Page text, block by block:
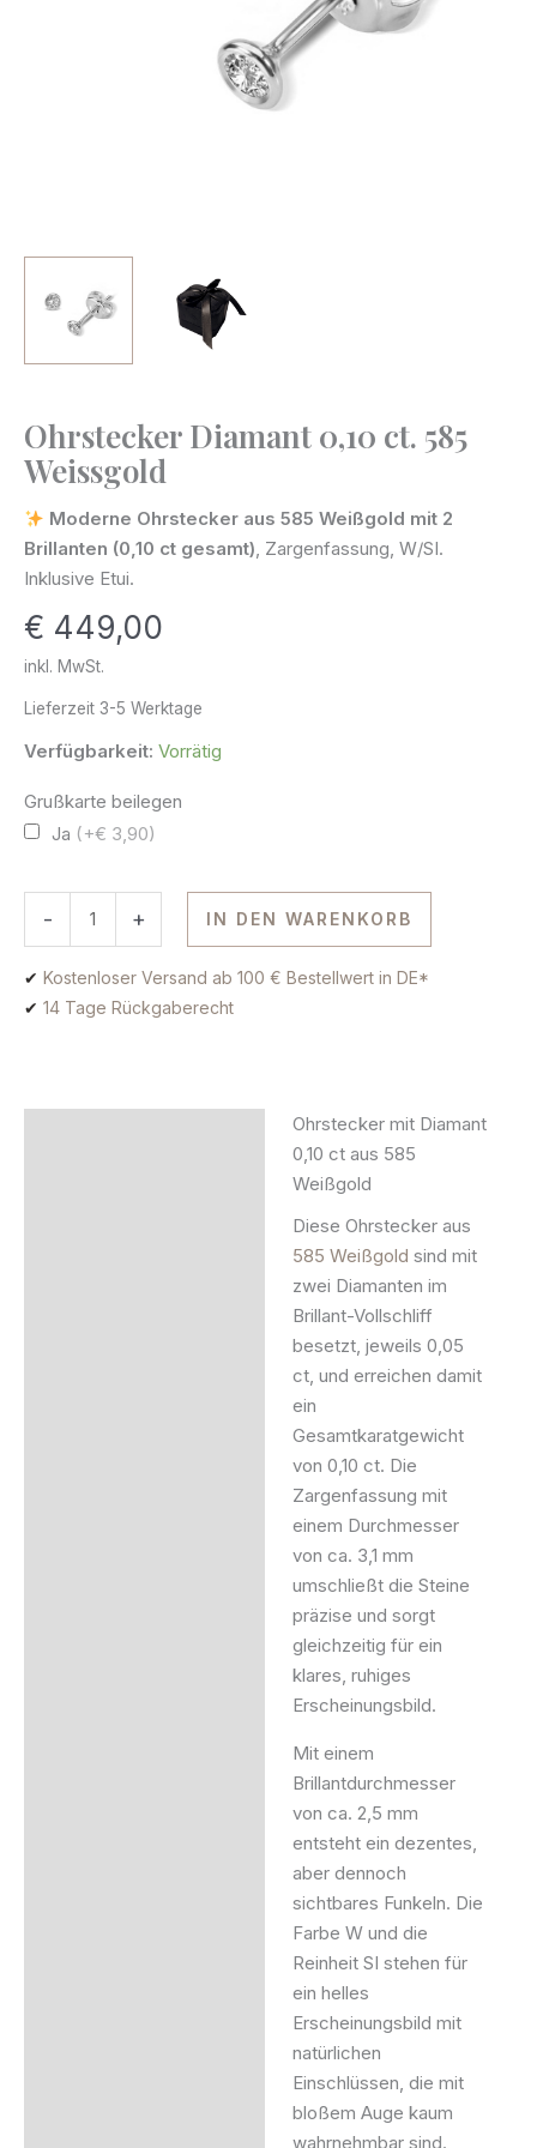
Ohrstecker Diamant 0,10 ct. 585
Weissgold
Moderne Ohrstecker aus 585 Weißgold mit 2
Brillanten (0,10 ct gesamt), Zargenfassung, W/SI.
Inklusive Etui.
€ 449,00
inkl. MwSt.
Lieferzeit 3-5 Werktage
Verfügbarkeit: Vorrätig
Grußkarte beilegen
Ja (+€ 3,90)
-
Ohrstecker
Diamant
ct.
Menge
+ IN DEN WARENKORB
✔ Kostenloser Versand ab 100 € Bestellwert in DE*
✔ 14 Tage Rückgaberecht
Ohrstecker mit Diamant
0,10 ct aus 585
Weißgold
Diese Ohrstecker aus
585 Weißgold sind mit
zwei Diamanten im
Brillant-Vollschliff
besetzt, jeweils 0,05
ct, und erreichen damit
ein
Gesamtkaratgewicht
von 0,10 ct. Die
Zargenfassung mit
einem Durchmesser
von ca. 3,1 mm
umschließt die Steine
präzise und sorgt
gleichzeitig für ein
klares, ruhiges
Erscheinungsbild.
Mit einem
Brillantdurchmesser
von ca. 2,5 mm
entsteht ein dezentes,
aber dennoch
sichtbares Funkeln. Die
Farbe W und die
Reinheit SI stehen für
ein helles
Erscheinungsbild mit
natürlichen
Einschlüssen, die mit
bloßem Auge kaum
wahrnehmbar sind.